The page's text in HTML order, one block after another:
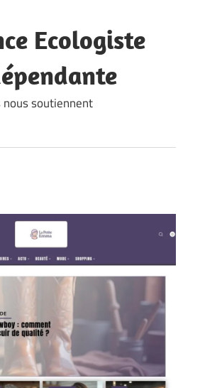
Ecologiste
nous soutiennent